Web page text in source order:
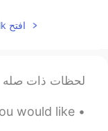
尹柯M.
Spopue
CN
افتح HelloTalk للانضمام الى المحادثة
لحظات ذات صله
message if you would like ...